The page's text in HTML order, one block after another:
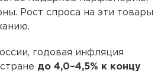
Рост спроса на эти товары
годовая инфляция
до 4,0–4,5% к концу